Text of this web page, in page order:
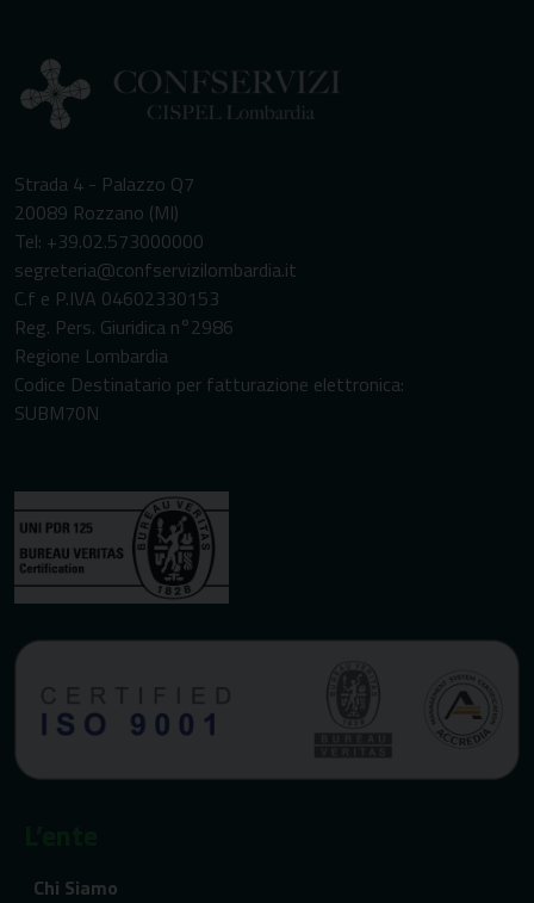
Strada 4 - Palazzo Q7
20089 Rozzano (MI)
Tel: +39.02.573000000
segreteria@confservizilombardia.it
C.f e P.IVA 04602330153
Reg. Pers. Giuridica n°2986
Regione Lombardia
Codice Destinatario per fatturazione elettronica:
SUBM70N
Chi Siamo